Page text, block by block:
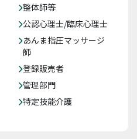
整体師等
公認心理士/臨床心理士
あんま指圧マッサージ
師
登録販売者
管理部門
特定技能介護